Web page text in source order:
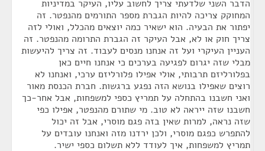
הדבר השני שלדעתי צריך לחשוב עליו, העיקר במדיניות
המחוקק צריכה להיות הגברת מספר התורמים מהנפטר. זה
יפתור את הבעיה. הוא ישאיר כמה יוצאים מהכלל, ואולי לזה
צריך חוק או לא, אבל העיקר זה הגברת התרומה מהנפטר. זה
העניין העיקרי ועל זה אנחנו מנסים לעבוד. זה צריך להיעשות
מבלי שזה יגרום לפגיעה בערכים כי אנחנו חיים כאן
בפלורליזם תרבותי, אולי אפילו פלורליזם ערכי, ואנחנו לא
רוצים שאפילו בנושא הזה נפגע ברגשות. חברת הכנסת מאור
ואני חשבנו בהתחלה על תמריץ כספי למשפחות, אבל אחר-כך
חשבנו שזה ייראה לא טוב. מי שתורם מהנפטר, אפילו כפי
שזה נראה, למרות שאין בזה פגם מוסרי, אבל זה יכול
להתפרש כפגם מוסרי, ולכן ירדנו מזה ואנחנו עובדים על
תמריץ למשפחות, איך לעודד ללא תשלום כספי ישיר.